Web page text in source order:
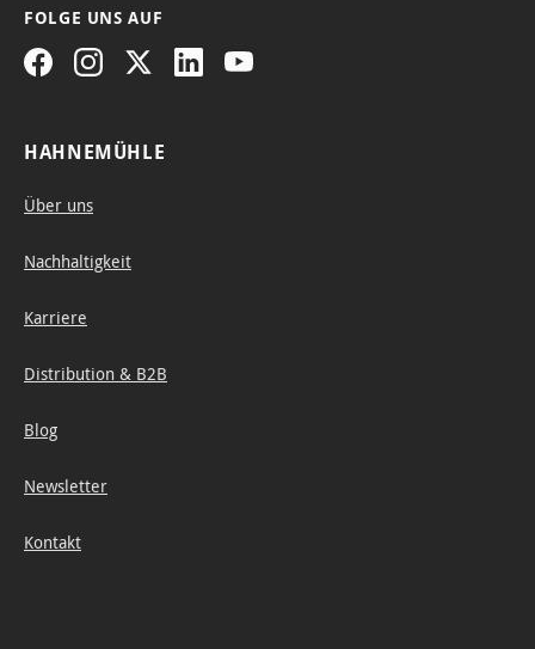
FOLGE UNS AUF
HAHNEMÜHLE
Über uns
Nachhaltigkeit
Karriere
Distribution & B2B
Blog
Newsletter
Kontakt